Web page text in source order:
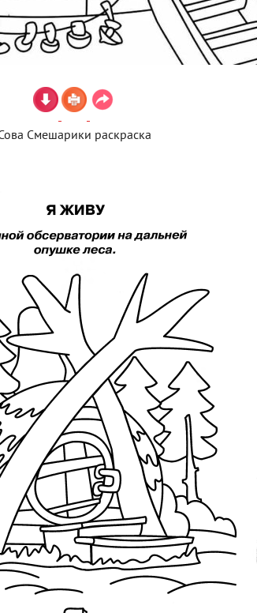
Смешарики раскраска